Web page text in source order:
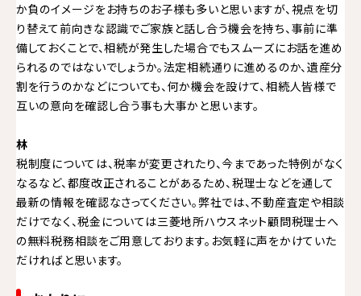
か負のイメージをお持ちのお子様も多いと思いますが、視点を切
り替えて前向きな認識でご家族と話し合う機会を持ち、事前に準
備しておくことで、相続が発生した場合でもスムーズにお話を進め
られるのではないでしょうか。法定相続通りに進めるのか、遺産分
割を行うのかなどについても、何か機会を設けて、相続人皆様で
互いの意向を確認し合う事も大事かと思います。
林
税制度については、税率が変更されたり、今まであった特例がなく
なるなど、都度改正されることがあるため、税理士などを通して
最新の情報を確認なさってください。弊社では、不動産査定や相談
だけでなく、税金については三菱地所ハウスネット顧問税理士へ
の無料税務相談をご用意しております。お気軽に声をかけていた
だければと思います。